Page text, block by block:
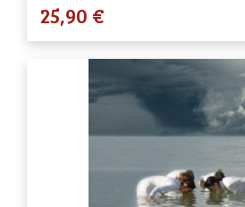
25,90 €